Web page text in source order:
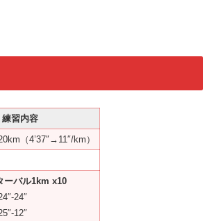
練習内容
（4’37″→11″/km）
ーバル1km x10
24″
12″